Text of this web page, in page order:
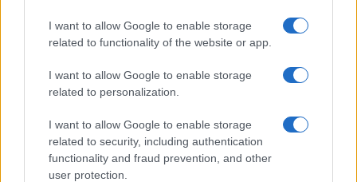
I want to allow Google to enable storage
related to functionality of the website or app.
I want to allow Google to enable storage
related to personalization.
I want to allow Google to enable storage
related to security, including authentication
functionality and fraud prevention, and other
user protection.
guidano verso un mondo “perfetto”.
Fabrizio Bonali, 27 maggio 2024
Nicolaporro.it è anche su Whatsapp. È sufficiente
cliccare quiper iscriversi al canale ed essere sempre